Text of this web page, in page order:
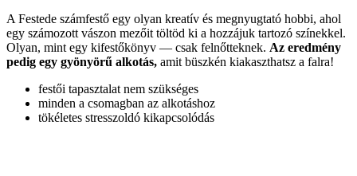
A Festede számfestő egy olyan kreatív és megnyugtató hobbi, ahol
egy számozott vászon mezőit töltöd ki a hozzájuk tartozó színekkel.
Olyan, mint egy kifestőkönyv — csak felnőtteknek. Az eredmény
pedig egy gyönyörű alkotás, amit büszkén kiakaszthatsz a falra!
festői tapasztalat nem szükséges
minden a csomagban az alkotáshoz
tökéletes stresszoldó kikapcsolódás